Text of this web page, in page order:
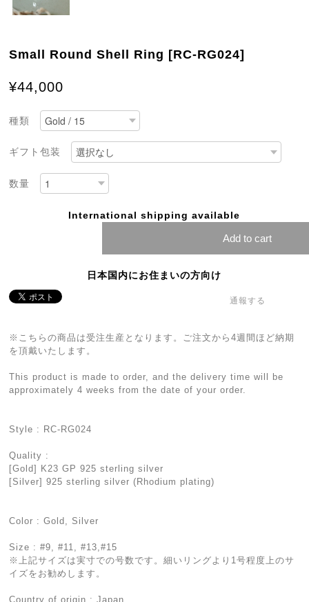
Small Round Shell Ring [RC-RG024]
¥44,000
種類
ギフト包装
数量
International shipping available
Add to cart
日本国内にお住まいの方向け
通報する
※こちらの商品は受注生産となります。ご注文から4週間ほど納期
を頂戴いたします。
This product is made to order, and the delivery time will be
approximately 4 weeks from the date of your order.
Style : RC-RG024
Quality :
[Gold] K23 GP 925 sterling silver
[Silver] 925 sterling silver (Rhodium plating)
Color : Gold, Silver
Size : #9, #11, #13,#15
※上記サイズは実寸での号数です。細いリングより1号程度上のサ
イズをお勧めします。
Country of origin : Japan